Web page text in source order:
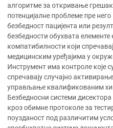
алгоритме за откривање
потенцијалне проблеме пре
безбедност пацијента или
безбедности обухвата елементе
компатибилности који
медицинским уређајима у
Инструмент има контроле које
спречавају случајно
управљање квалификованим
Безбедносни системи дисектора
кроз обимне протоколе за
поузданост под различитим